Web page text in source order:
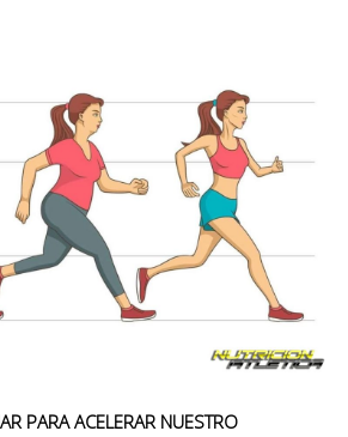
PARA ACELERAR NUESTRO